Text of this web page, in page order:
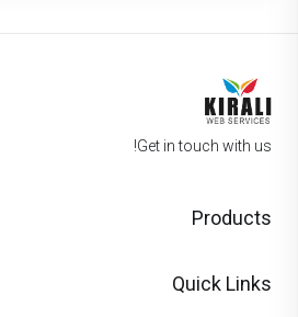
Get in touch with us!
Products
Quick Links